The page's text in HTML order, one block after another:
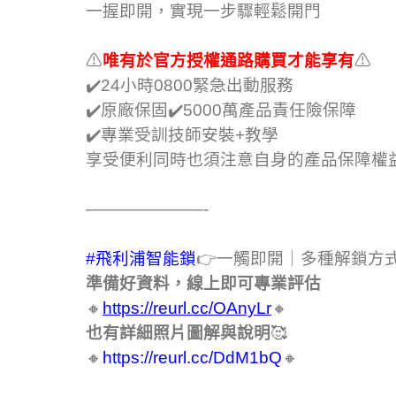
一握即開，實現一步驟輕鬆開門
⚠唯有於官方授權通路購買才能享有⚠
✔️24小時0800緊急出動服務
✔️原廠保固✔️5000萬產品責任險保障
✔️專業受訓技師安裝+教學
享受便利同時也須注意自身的產品保障權
———————-
#飛利浦智能鎖👉一觸即開｜多種解鎖方
準備好資料，線上即可專業評估
🔸 https://reurl.cc/OAnyLr🔸
也有詳細照片圖解與說明🥰
🔸 https://reurl.cc/DdM1bQ🔸